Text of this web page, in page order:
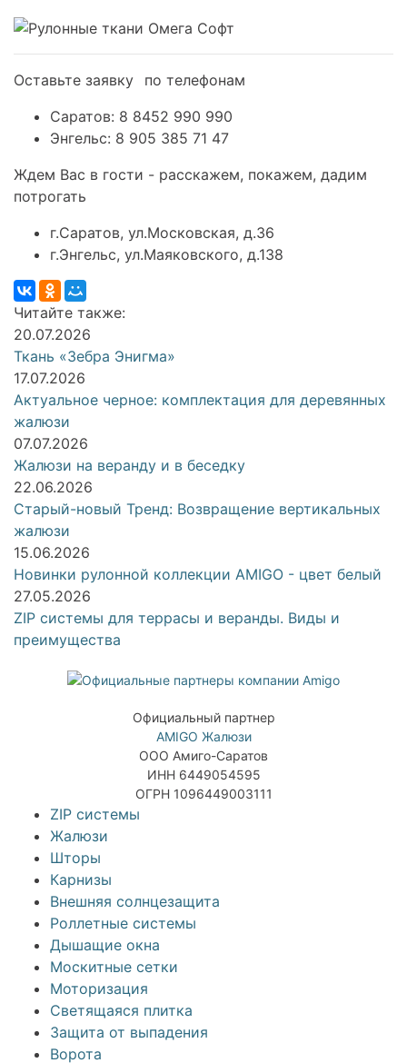
Оставьте заявку⠀по телефонам
Саратов: 8 8452 990 990
Энгельс: 8 905 385 71 47 ⠀
Ждем Вас в гости - расскажем, покажем, дадим
потрогать
г.Саратов, ул.Московская, д.36
г.Энгельс, ул.Маяковского, д.138
Читайте также:
20.07.2026
Ткань «Зебра Энигма»
17.07.2026
Актуальное черное: комплектация для деревянных
жалюзи
07.07.2026
Жалюзи на веранду и в беседку
22.06.2026
Старый-новый Тренд: Возвращение вертикальных
жалюзи
15.06.2026
Новинки рулонной коллекции AMIGO - цвет белый
27.05.2026
ZIP системы для террасы и веранды. Виды и
преимущества
Официальный партнер
AMIGO Жалюзи
ООО Амиго-Саратов
ИНН 6449054595
ОГРН 1096449003111
ZIP системы
Жалюзи
Шторы
Карнизы
Внешняя солнцезащита
Роллетные системы
Дышащие окна
Москитные сетки
Моторизация
Светящаяся плитка
Защита от выпадения
Ворота